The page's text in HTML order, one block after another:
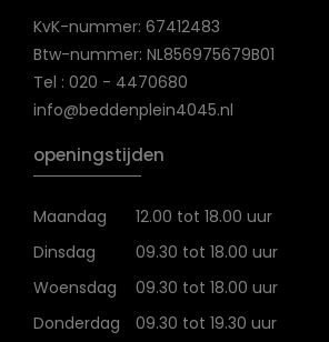
KvK-nummer: 67412483
Btw-nummer: NL856975679B01
Tel : 020 - 4470680
info@beddenplein4045.nl
openingstijden
Maandag
12.00 tot 18.00 uur
Dinsdag
09.30 tot 18.00 uur
Woensdag
09.30 tot 18.00 uur
Donderdag
09.30 tot 19.30 uur